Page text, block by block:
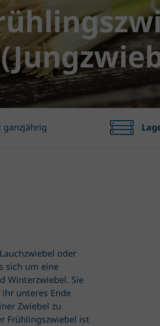
ganzjährig
oder
sich um eine
Winterzwiebel. Sie
unteres Ende
Zwiebel zu
Frühlingszwiebel ist